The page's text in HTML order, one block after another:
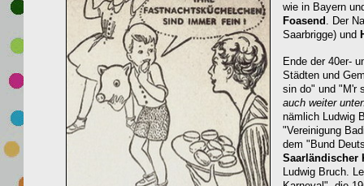
wie in Bayern
Foasend . Der
Saarbrigge) und
Ende der 40er-
Städten und
sin do" und "M'r
auch weiter
nämlich Ludwig
"Vereinigung
dem "Bund
Saarländischer
Ludwig Bruch.